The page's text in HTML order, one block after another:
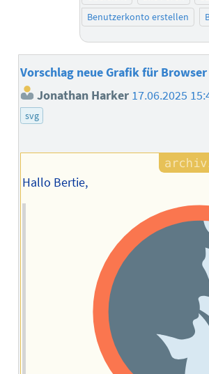
Benutzerkonto erstellen
Vorschlag neue Grafik für
Jonathan Harker 17.06.2025
svg
Hallo Bertie,